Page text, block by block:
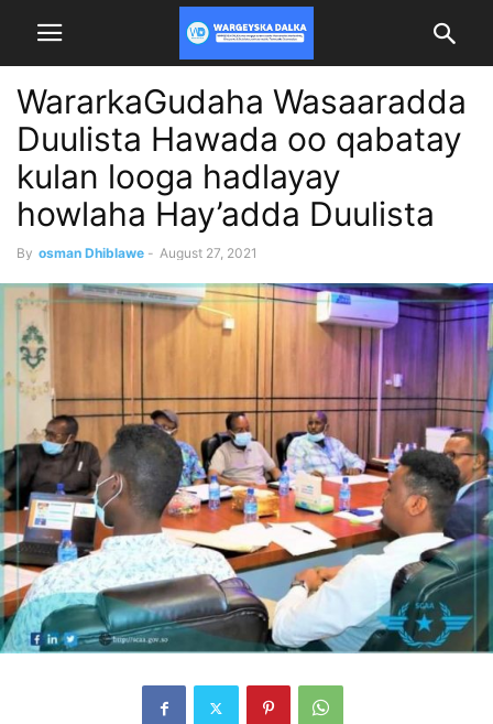
WararkaGudaha Wasaaradda
Duulista Hawada oo qabatay
kulan looga hadlayay
howlaha Hay’adda Duulista
By osman Dhiblawe - August 27, 2021